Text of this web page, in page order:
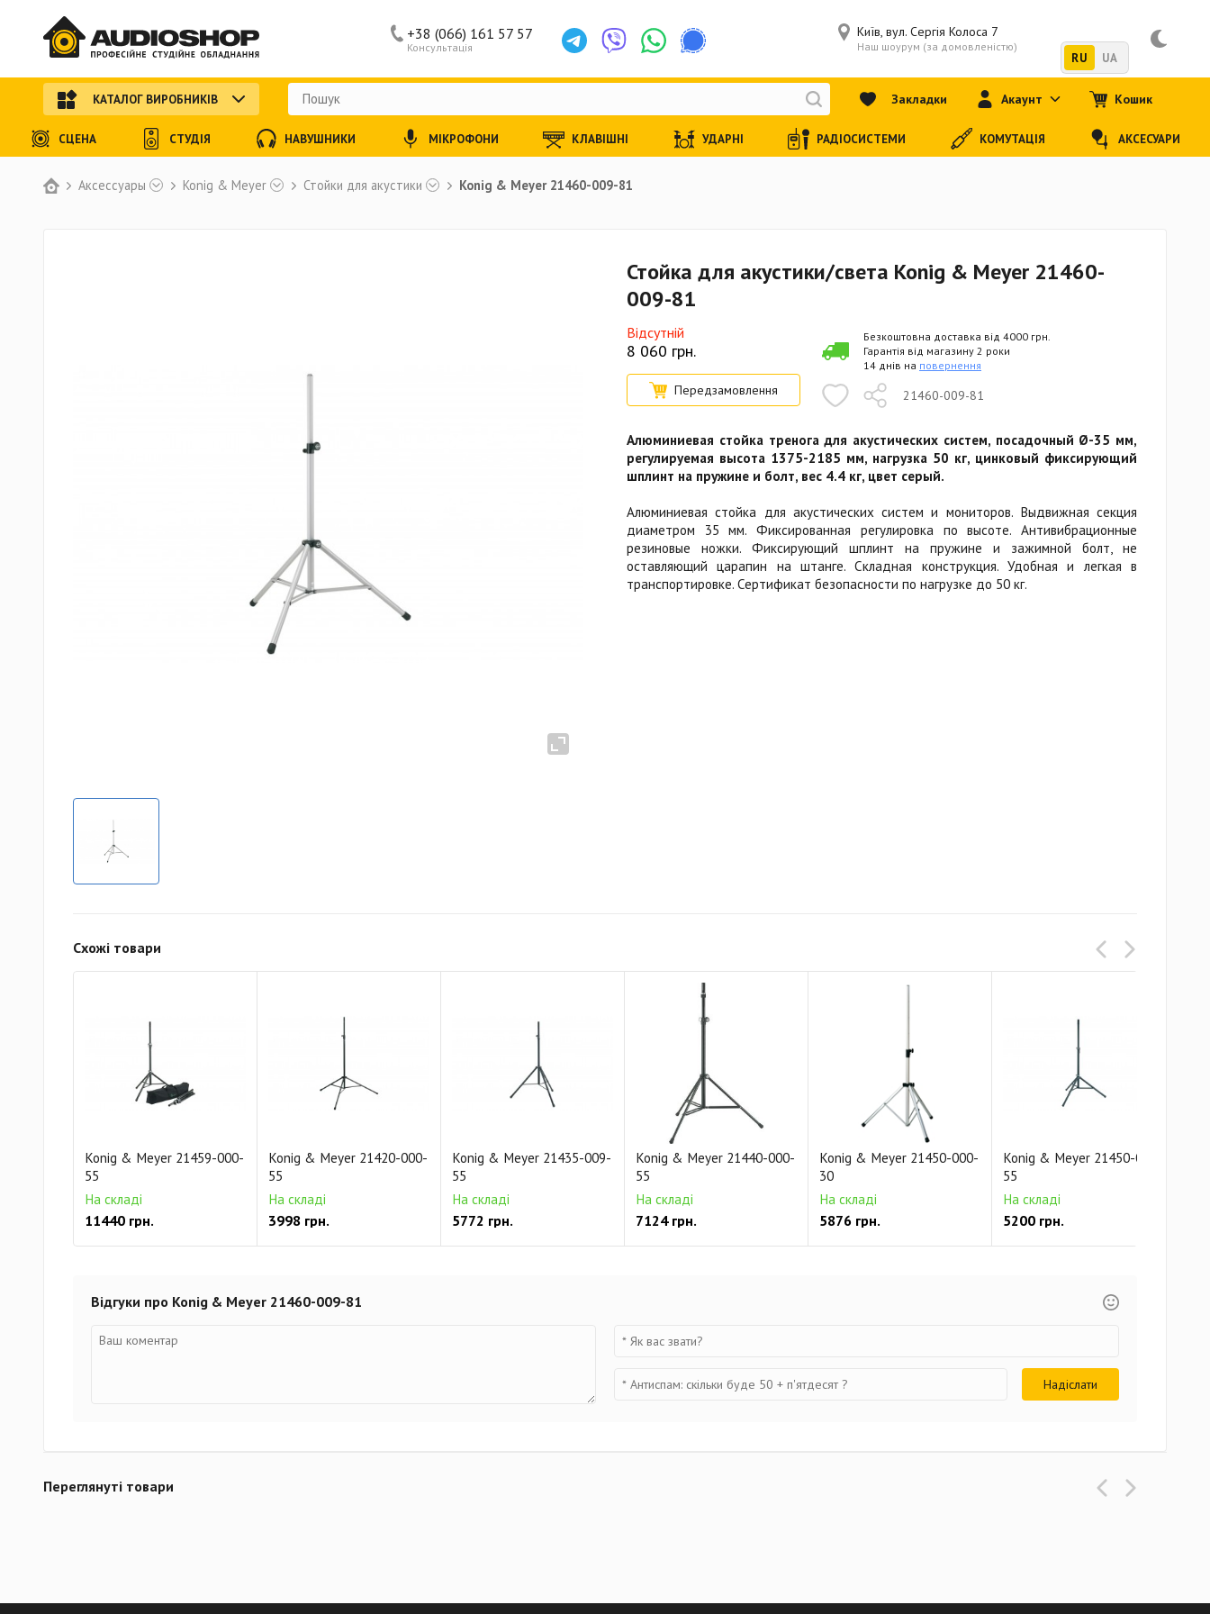
Аксессуары Konig & Meyer Стойки для акустики Konig & Meyer 21460-009-81
Стойка для акустики/света Konig & Meyer 21460-
009-81
Відсутній
8 060 грн.
Передзамовлення 21460-009-81
Безкоштовна доставка від 4000 грн.
Гарантія від магазину 2 роки
14 днів на повернення
Алюминиевая стойка тренога для акустических систем, посадочный Ø-35 мм,
регулируемая высота 1375-2185 мм, нагрузка 50 кг, цинковый фиксирующий
шплинт на пружине и болт, вес 4.4 кг, цвет серый.
Алюминиевая стойка для акустических систем и мониторов. Выдвижная секция
диаметром 35 мм. Фиксированная регулировка по высоте. Антивибрационные
резиновые ножки. Фиксирующий шплинт на пружине и зажимной болт, не
оставляющий царапин на штанге. Складная конструкция. Удобная и легкая в
транспортировке. Сертификат безопасности по нагрузке до 50 кг.
Схожі товари
Konig & Meyer 21459-000-
55
На складі
11440 грн.
Konig & Meyer 21420-000-
55
На складі
3998 грн.
Konig & Meyer 21435-009-
55
На складі
5772 грн.
Konig & Meyer 21440-000-
55
На складі
7124 грн.
Konig & Meyer 21450-000-
30
На складі
5876 грн.
Konig & Meyer 21450-000-
55
На складі
5200 грн.
Відгуки про Konig & Meyer 21460-009-81
Переглянуті товари
Консультація
+38 (066) 161 57 57 Київ, вул. Сергія Колоса 7
Наш шоурум (за домовленістю)
RU UA
КАТАЛОГ ВИРОБНИКІВ Закладки Акаунт Кошик
СЦЕНА СТУДІЯ НАВУШНИКИ МІКРОФОНИ КЛАВІШНІ УДАРНІ РАДІОСИСТЕМИ КОМУТАЦІЯ АКСЕСУАРИ